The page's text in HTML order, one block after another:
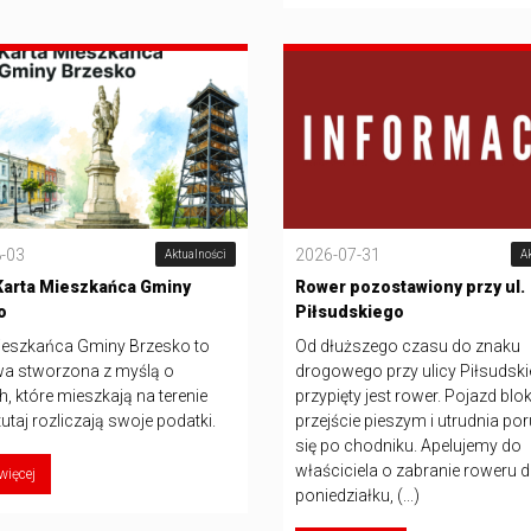
03 Aktualności
Mieszkańca Gminy
Gminy Brzesko to
stworzona z myślą o
które mieszkają na terenie
rozliczają swoje podatki.
2026-07-31
Rower pozostawiony przy ul.
Piłsudskiego
Od dłuższego czasu do znaku
drogowego przy ulicy
przypięty jest rower. Pojazd
przejście pieszym i utrudnia
się po chodniku. Apelujemy do
właściciela o zabranie roweru
poniedziałku, (...)